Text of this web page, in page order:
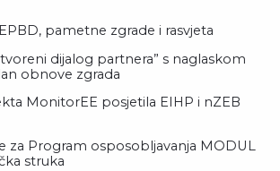
pametne zgrade i rasvjeta
dijalog partnera” s naglaskom
obnove zgrada
MonitorEE posjetila EIHP i nZEB
za Program osposobljavanja MODUL
struka